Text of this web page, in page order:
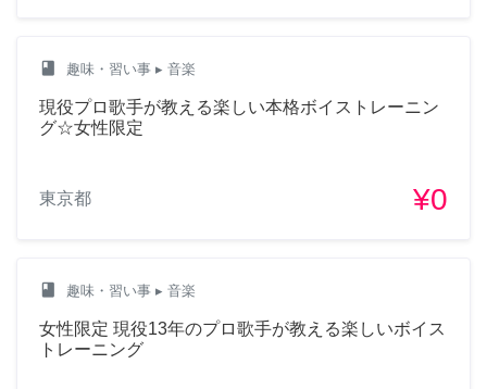
class 趣味・習い事 ▸ 音楽
現役プロ歌手が教える楽しい本格ボイストレーニン
グ☆女性限定
東京都 ¥0
class 趣味・習い事 ▸ 音楽
女性限定 現役13年のプロ歌手が教える楽しいボイス
トレーニング